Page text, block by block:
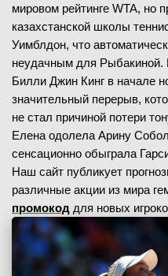
мировом рейтинге WTA, но
казахстанской школы
Уимблдон, что
неудачным для Рыбакиной.
Билли Джин Кинг в начале
значительный перерыв,
не стал причиной потери
Елена одолела Арину
сенсационно обыграла
Наш сайт публикует
различные акции из мира
промокод для новых